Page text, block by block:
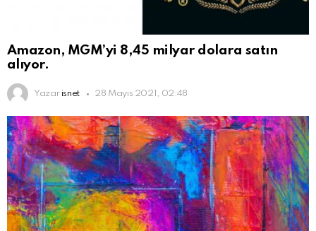
Amazon, MGM’yi 8,45 milyar dolara satın
alıyor.
Yazar isnet 28 Mayıs 2021, 02:48